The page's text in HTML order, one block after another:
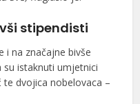
stipendisti
i na značajne bivše
istaknuti umjetnici
te dvojica nobelovaca –